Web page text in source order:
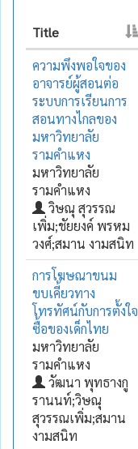
Title
ความพึงพอใจของ
อาจารย์ผู้สอนต่อ
ระบบการเรียนการ
สอนทางไกลของ
มหาวิทยาลัย
รามคำแหง
มหาวิทยาลัย
รามคำแหง
วิษณุ สุวรรณ
เพิ่ม;ชัยยงค์ พรหม
วงศ์;สมาน งามสนิท
การโฆษณาขนม
ขบเคี้ยวทาง
โทรทัศน์กับการตั้งใจ
ซื้อของเด็กไทย
มหาวิทยาลัย
รามคำแหง
วัฒนา พุทธางกู
รานนท์;วิษณุ
สุวรรณเพิ่ม;สมาน
งามสนิท